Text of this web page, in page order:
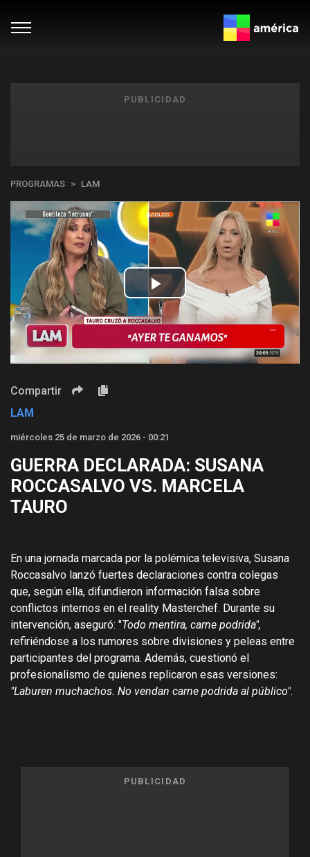
PUBLICIDAD
PROGRAMAS LAM
Play
Video
Compartir
LAM
miércoles 25 de marzo de 2026 - 00:21
GUERRA DECLARADA: SUSANA
ROCCASALVO VS. MARCELA
TAURO
En una jornada marcada por la polémica televisiva, Susana
Roccasalvo lanzó fuertes declaraciones contra colegas
que, según ella, difundieron información falsa sobre
conflictos internos en el reality Masterchef. Durante su
intervención, aseguró: "Todo mentira, carne podrida",
refiriéndose a los rumores sobre divisiones y peleas entre
participantes del programa. Además, cuestionó el
profesionalismo de quienes replicaron esas versiones:
"Laburen muchachos. No vendan carne podrida al público".
PUBLICIDAD